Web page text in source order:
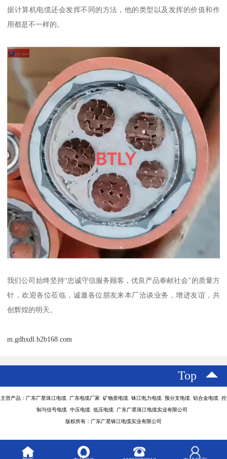
据计算机电缆还会发挥不同的方法，他的类型以及发挥的价值和作
用都是不一样的。
我们公司始终坚持“忠诚守信服务顾客，优良产品奉献社会”的质量方
针，欢迎各位莅临，诚邀各位朋友来本厂洽谈业务，增进友谊，共
创辉煌的明天。
m.gdhxdl.b2b168.com
Top
主营产品：广东广星珠江电缆 广东电缆厂家 矿物质电缆 铢江电力电缆 预分支电缆 铝合金电缆 控
制与信号电缆 中压电缆 低压电缆 广东广星珠江电缆实业有限公司
版权所有：广东广星铢江电缆实业有限公司